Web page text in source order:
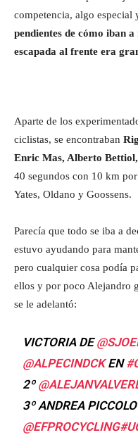
competencia, algo especial
pendientes de cómo iban
escapada al frente era
Aparte de los
ciclistas, se encontraban
Enric Mas, Alberto
40 segundos con 10 km
Yates, Oldano y Goossens.
Parecía que todo se iba a
estuvo ayudando para
pero cualquier cosa podía
ellos y por poco Alejandro
se le adelantó:
VICTORIA DE
@ALPECINDCKEN
2º
3º ANDREA PICCOLO
@EFPROCYCLING